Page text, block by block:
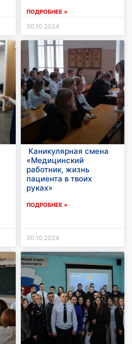
ПОДРОБНЕЕ »
30.10.2024
Каникулярная смена
«Медицинский
работник, жизнь
пациента в твоих
руках»
ПОДРОБНЕЕ »
30.10.2024